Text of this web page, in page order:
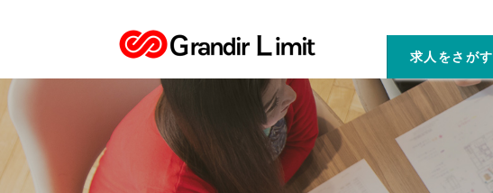
求人をさがす